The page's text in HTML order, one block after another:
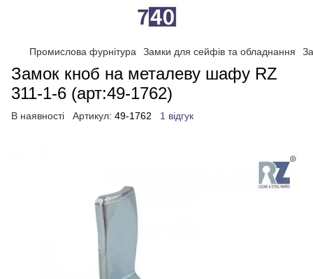
Промислова фурнітура Замки для сейфів та обладнання
Замок кноб на металеву шафу RZ
311-1-6 (арт:49-1762)
В наявності Артикул: 49-1762 1 відгук